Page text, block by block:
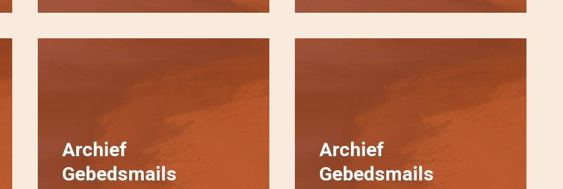
Archief
Gebedsmails
Archief
Gebedsmails